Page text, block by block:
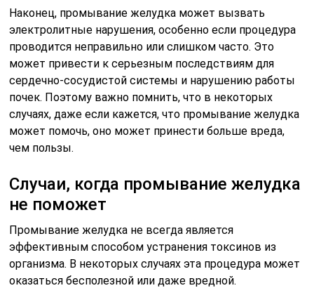
Наконец, промывание желудка может вызвать
электролитные нарушения, особенно если процедура
проводится неправильно или слишком часто. Это
может привести к серьезным последствиям для
сердечно-сосудистой системы и нарушению работы
почек. Поэтому важно помнить, что в некоторых
случаях, даже если кажется, что промывание желудка
может помочь, оно может принести больше вреда,
чем пользы.
Случаи, когда промывание желудка
не поможет
Промывание желудка не всегда является
эффективным способом устранения токсинов из
организма. В некоторых случаях эта процедура может
оказаться бесполезной или даже вредной.